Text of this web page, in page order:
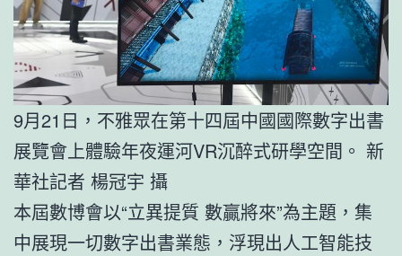
9月21日，不雅眾在第十四屆中國國際數字出書
展覽會上體驗年夜運河VR沉醉式研學空間。 新
華社記者 楊冠宇 攝
本屆數博會以“立異提質 數贏將來”為主題，集
中展現一切數字出書業態，浮現出人工智能技